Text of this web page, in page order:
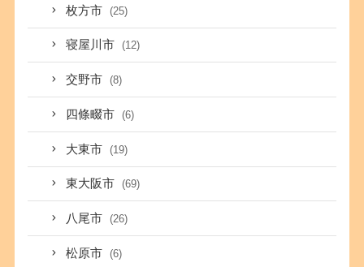
枚方市 (25)
寝屋川市 (12)
交野市 (8)
四條畷市 (6)
大東市 (19)
東大阪市 (69)
八尾市 (26)
松原市 (6)